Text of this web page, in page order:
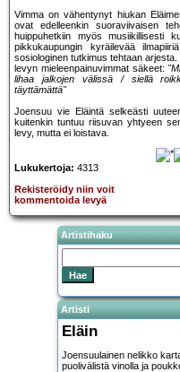
Vimma on vähentynyt hiukan
ovat edelleenkin suoraviivaisen
huippuhetkiin myös musiikillisesti
pikkukaupungin kyräilevää
sosiologinen tutkimus tehtaan
levyn mieleenpainuvimmat säkeet:
lihaa jalkojen välissä / siellä
täyttämättä"
Joensuu vie Eläintä selkeästi
kuitenkin tuntuu riisuvan yhtyeen
levy, mutta ei loistava.
Lukukertoja: 4313
Rekisteröidy niin voit
kommentoida levyä
Artistihaku
Artisti
Eläin
Joensuulainen nelikko
puolivälistä vinolla ja